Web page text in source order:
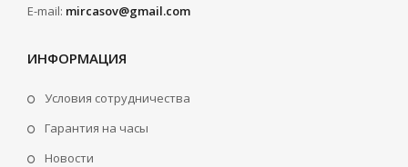
E-mail: mircasov@gmail.com
ИНФОРМАЦИЯ
Условия сотрудничества
Гарантия на часы
Новости